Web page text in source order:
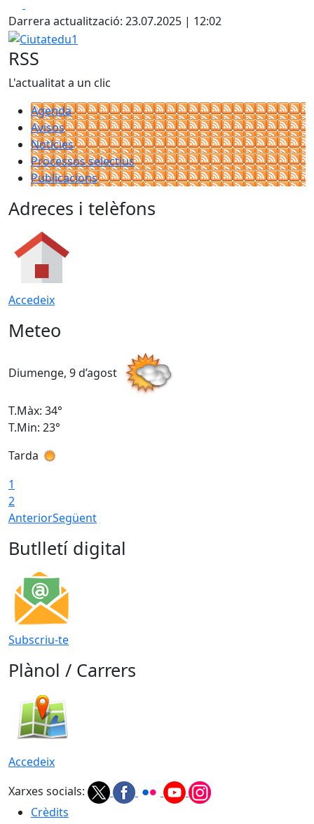
Darrera actualització: 23.07.2025 | 12:02
Ciutatedu1
RSS
L'actualitat a un clic
Agenda
Avisos
Notícies
Processos selectius
Publicacions
Adreces i telèfons
Accedeix
Meteo
Diumenge, 9 d’agost
T.Màx: 34°
T.Min: 23°
Tarda
1
2
AnteriorSegüent
Butlletí digital
Subscriu-te
Plànol / Carrers
Accedeix
Xarxes socials:
Crèdits